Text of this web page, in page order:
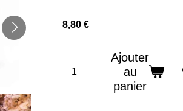
8,80 €
Ajouter
au
panier